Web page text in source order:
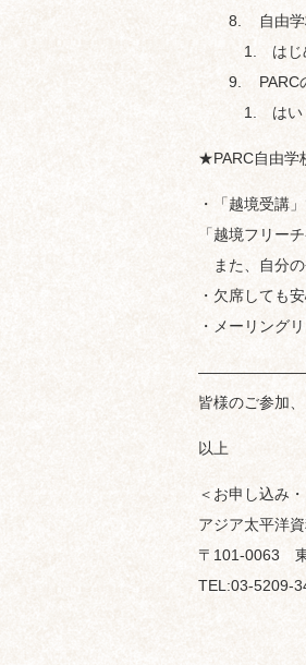
8. 自由学
1. はじめて
9. PARCの
1. はい
★PARC自由学
・「越境受講
「越境フリー
また、自分の
・欠席しても
・メーリング
皆様のご参加
以上
＜お申し込み
アジア太平洋
〒101-0063
TEL:03-5209-